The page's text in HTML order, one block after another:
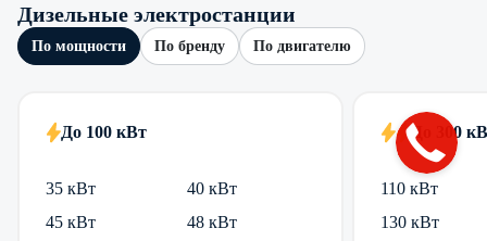
Дизельные электростанции
По мощности По бренду По двигателю
До 100 кВт
35 кВт
40 кВт
45 кВт
48 кВт
До 300
110 кВт
130 кВт